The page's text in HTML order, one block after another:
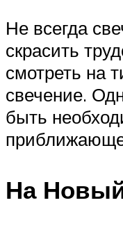
Не всегда
скрасить
смотреть на
свечение.
быть
На